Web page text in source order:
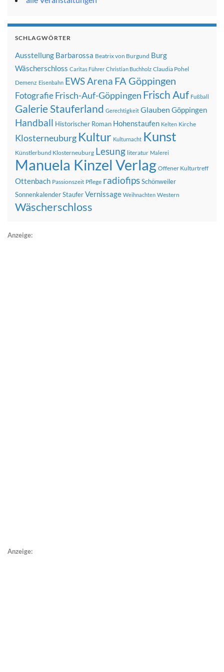
SCHLAGWÖRTER
Ausstellung Barbarossa Beatrix von Burgund Burg
Wäscherschloss Caritas Führer Christian Buchholz Claudia Pohel
Demenz Eisenbahn EWS Arena FA Göppingen
FotografieFrisch-Auf-Göppingen Frisch Auf Fußball
Galerie Stauferland Gerechtigkeit Glauben Göppingen
Handball Historischer Roman Hohenstaufen Kelten Kirche
Klosterneuburg Kultur Kulturnacht Kunst
Künstlerbund Klosterneuburg Lesung literatur Malerei
Manuela Kinzel Verlag Offener Kulturtreff
Ottenbach Passionszeit Pflege radiofipsSchönweiler
SonnenkalenderStauferVernissage Weihnachten Western
Wäscherschloss
Anzeige:
Anzeige: